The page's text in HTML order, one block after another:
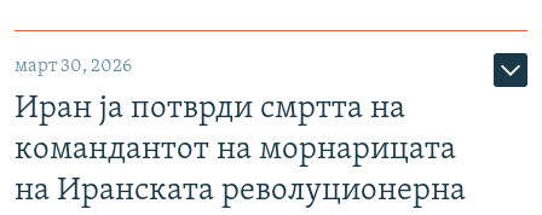
март 30, 2026
Иран ја потврди смртта на
командантот на морнарицата
на Иранската револуционерна